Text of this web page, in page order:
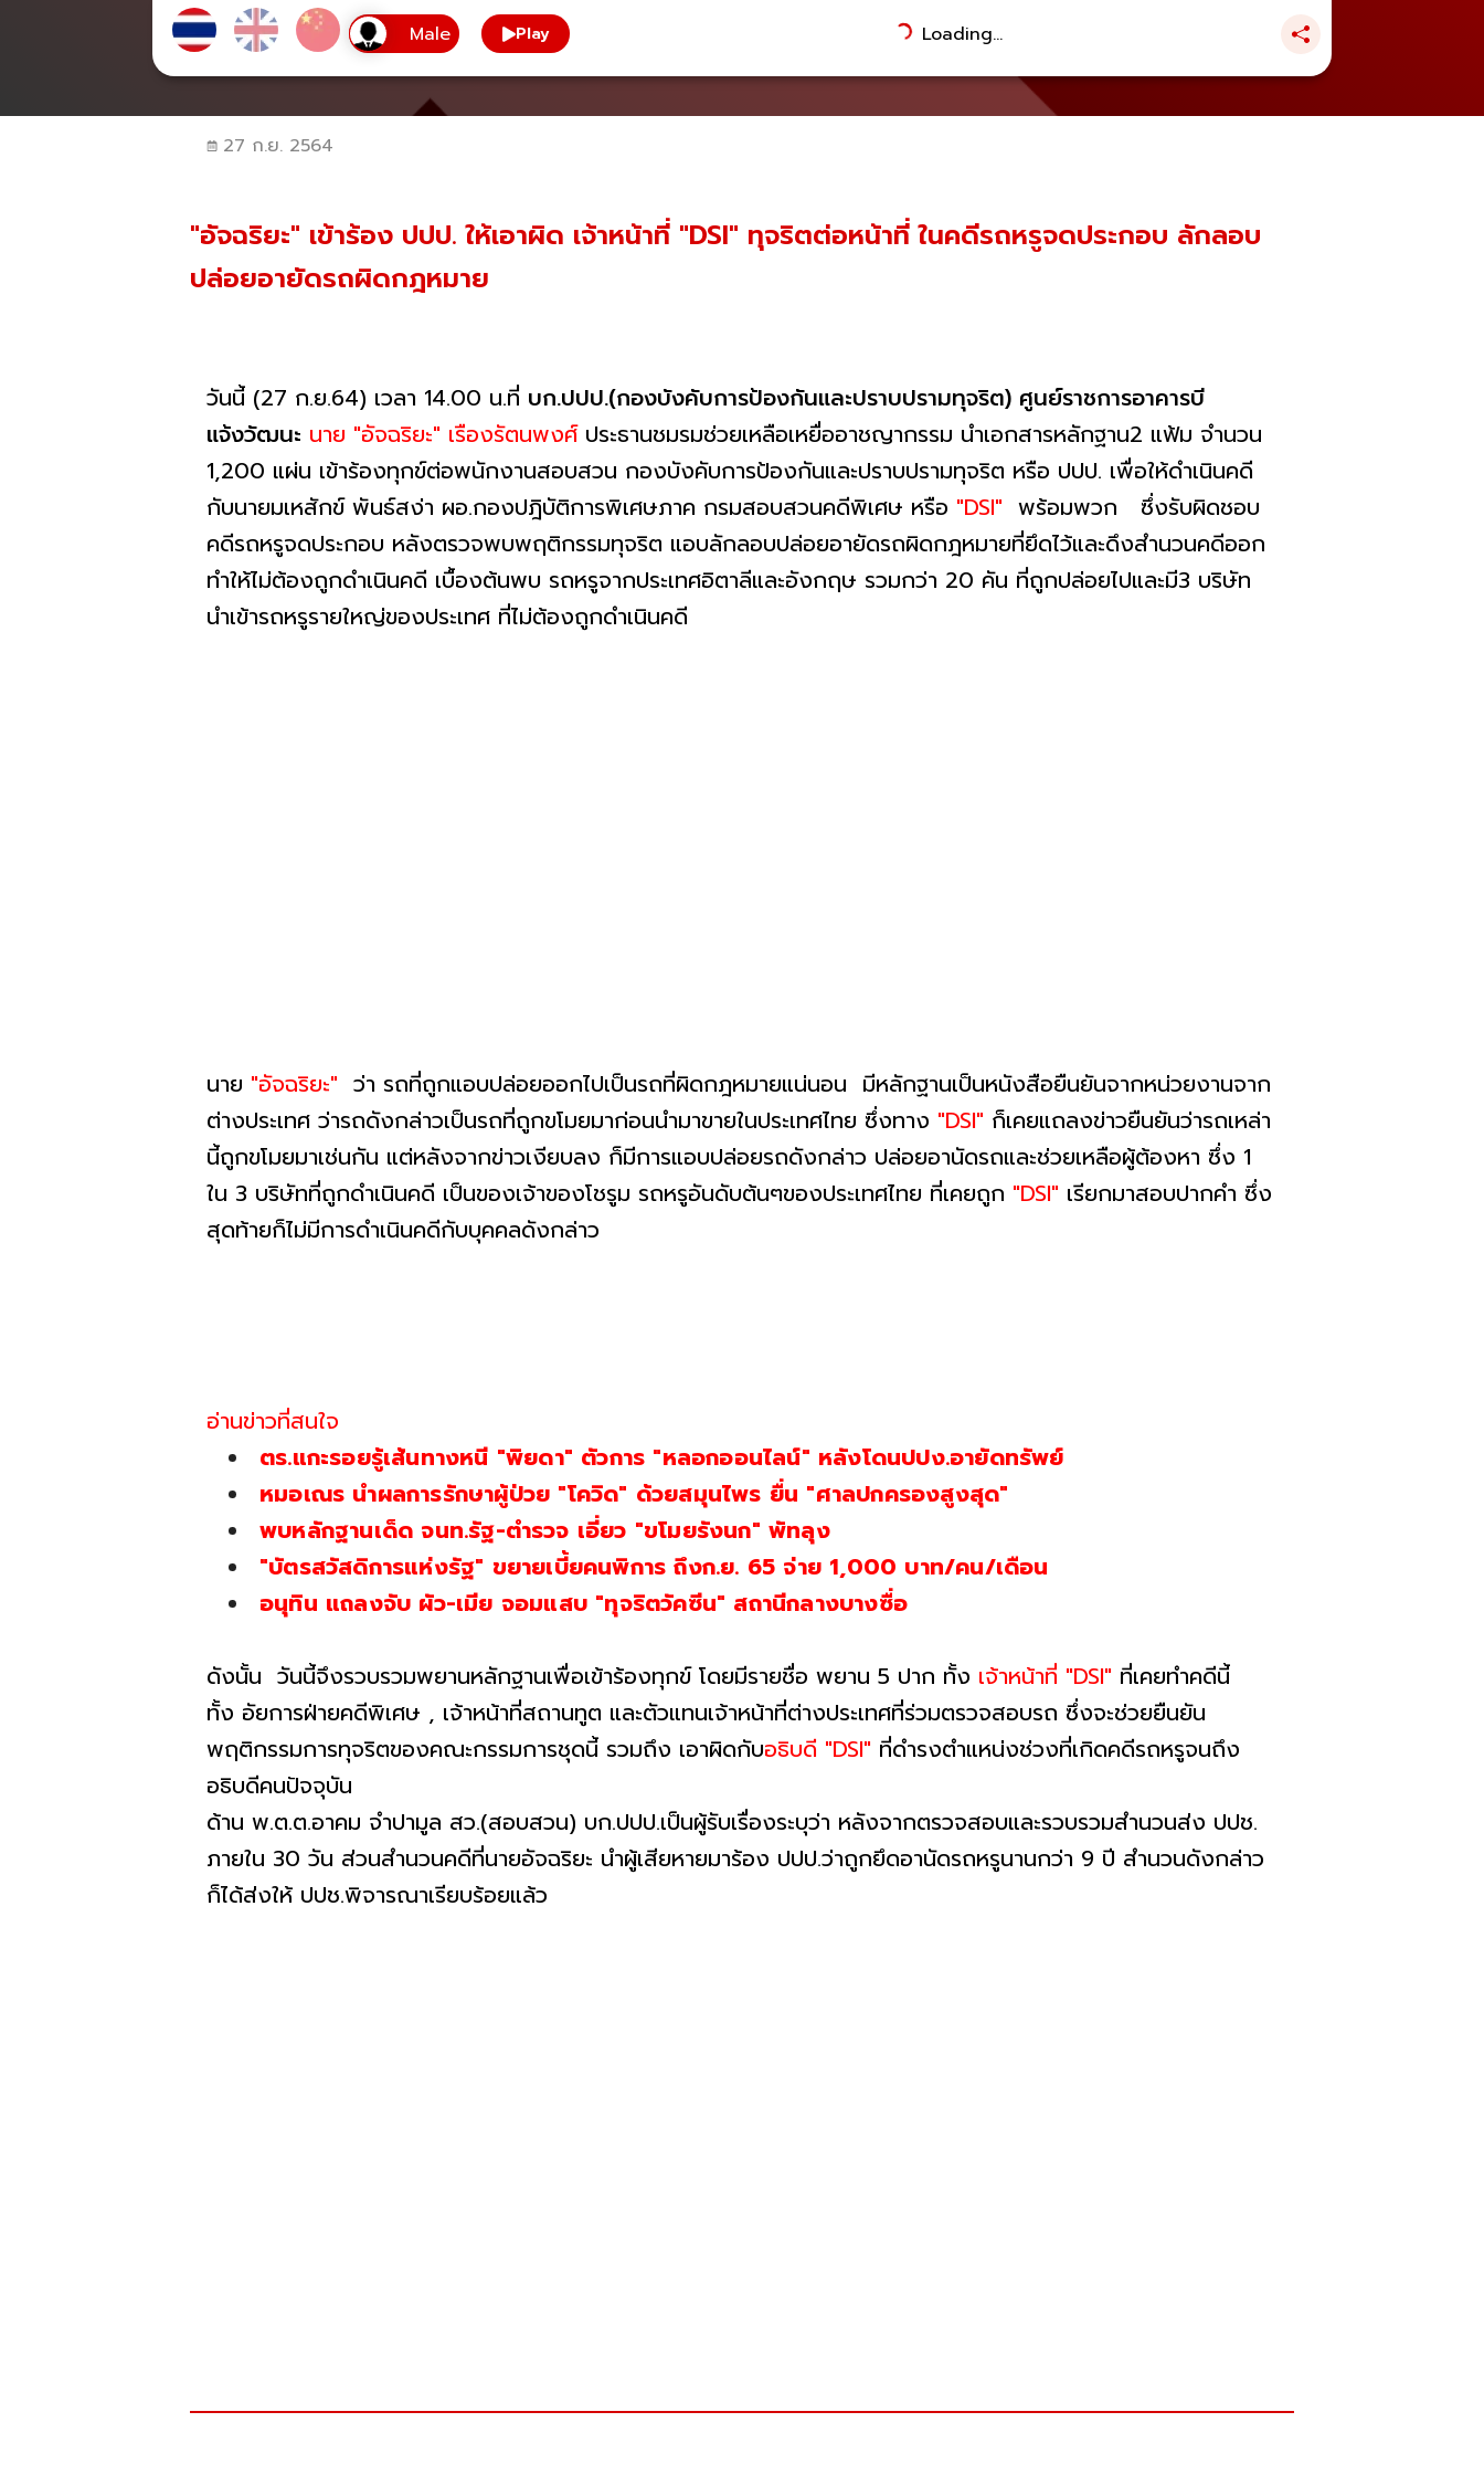
Play Loading...
27 ก.ย. 2564
"อัจฉริยะ" เข้าร้อง ปปป. ให้เอาผิด เจ้าหน้าที่ "DSI" ทุจริตต่อหน้าที่ ในคดีรถหรูจดประกอบ ลักลอบ
ปล่อยอายัดรถผิดกฎหมาย
วันนี้ (27 ก.ย.64) เวลา 14.00 น.ที่ บก.ปปป.(กองบังคับการป้องกันและปราบปรามทุจริต) ศูนย์ราชการอาคารบี
แจ้งวัฒนะ นาย "อัจฉริยะ" เรืองรัตนพงศ์ ประธานชมรมช่วยเหลือเหยื่ออาชญากรรม นำเอกสารหลักฐาน2 แฟ้ม จำนวน
1,200 แผ่น เข้าร้องทุกข์ต่อพนักงานสอบสวน กองบังคับการป้องกันและปราบปรามทุจริต หรือ ปปป. เพื่อให้ดำเนินคดี
กับนายมเหสักข์ พันธ์สง่า ผอ.กองปฎิบัติการพิเศษภาค กรมสอบสวนคดีพิเศษ หรือ "DSI" พร้อมพวก ซึ่งรับผิดชอบ
คดีรถหรูจดประกอบ หลังตรวจพบพฤติกรรมทุจริต แอบลักลอบปล่อยอายัดรถผิดกฎหมายที่ยึดไว้และดึงสำนวนคดีออก
ทำให้ไม่ต้องถูกดำเนินคดี เบื้องต้นพบ รถหรูจากประเทศอิตาลีและอังกฤษ รวมกว่า 20 คัน ที่ถูกปล่อยไปและมี3 บริษัท
นำเข้ารถหรูรายใหญ่ของประเทศ ที่ไม่ต้องถูกดำเนินคดี
นาย "อัจฉริยะ" ว่า รถที่ถูกแอบปล่อยออกไปเป็นรถที่ผิดกฎหมายแน่นอน มีหลักฐานเป็นหนังสือยืนยันจากหน่วยงานจาก
ต่างประเทศ ว่ารถดังกล่าวเป็นรถที่ถูกขโมยมาก่อนนำมาขายในประเทศไทย ซึ่งทาง "DSI" ก็เคยแถลงข่าวยืนยันว่ารถเหล่า
นี้ถูกขโมยมาเช่นกัน แต่หลังจากข่าวเงียบลง ก็มีการแอบปล่อยรถดังกล่าว ปล่อยอานัดรถและช่วยเหลือผู้ต้องหา ซึ่ง 1
ใน 3 บริษัทที่ถูกดำเนินคดี เป็นของเจ้าของโชรูม รถหรูอันดับต้นๆของประเทศไทย ที่เคยถูก "DSI" เรียกมาสอบปากคำ ซึ่ง
สุดท้ายก็ไม่มีการดำเนินคดีกับบุคคลดังกล่าว
อ่านข่าวที่สนใจ
ตร.แกะรอยรู้เส้นทางหนี "พิยดา" ตัวการ "หลอกออนไลน์" หลังโดนปปง.อายัดทรัพย์
หมอเณร นำผลการรักษาผู้ป่วย "โควิด" ด้วยสมุนไพร ยื่น "ศาลปกครองสูงสุด"
พบหลักฐานเด็ด จนท.รัฐ-ตำรวจ เอี่ยว "ขโมยรังนก" พัทลุง
"บัตรสวัสดิการแห่งรัฐ" ขยายเบี้ยคนพิการ ถึงก.ย. 65 จ่าย 1,000 บาท/คน/เดือน
อนุทิน แถลงจับ ผัว-เมีย จอมแสบ "ทุจริตวัคซีน" สถานีกลางบางซื่อ
ดังนั้น วันนี้จึงรวบรวมพยานหลักฐานเพื่อเข้าร้องทุกข์ โดยมีรายชื่อ พยาน 5 ปาก ทั้ง เจ้าหน้าที่ "DSI" ที่เคยทำคดีนี้
ทั้ง อัยการฝ่ายคดีพิเศษ , เจ้าหน้าที่สถานทูต และตัวแทนเจ้าหน้าที่ต่างประเทศที่ร่วมตรวจสอบรถ ซึ่งจะช่วยยืนยัน
พฤติกรรมการทุจริตของคณะกรรมการชุดนี้ รวมถึง เอาผิดกับอธิบดี "DSI" ที่ดำรงตำแหน่งช่วงที่เกิดคดีรถหรูจนถึง
อธิบดีคนปัจจุบัน
ด้าน พ.ต.ต.อาคม จำปามูล สว.(สอบสวน) บก.ปปป.เป็นผู้รับเรื่องระบุว่า หลังจากตรวจสอบและรวบรวมสำนวนส่ง ปปช.
ภายใน 30 วัน ส่วนสำนวนคดีที่นายอัจฉริยะ นำผู้เสียหายมาร้อง ปปป.ว่าถูกยึดอานัดรถหรูนานกว่า 9 ปี สำนวนดังกล่าว
ก็ได้ส่งให้ ปปช.พิจารณาเรียบร้อยแล้ว